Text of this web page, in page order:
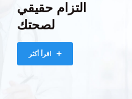
التزام حقيقي
لصحتك
اقرأ أكثر